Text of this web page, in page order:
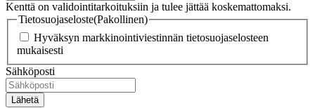
Kenttä on validointitarkoituksiin ja tulee jättää koskemattomaksi.
Tietosuojaseloste(Pakollinen)
Hyväksyn markkinointiviestinnän tietosuojaselosteen
mukaisesti
Sähköposti